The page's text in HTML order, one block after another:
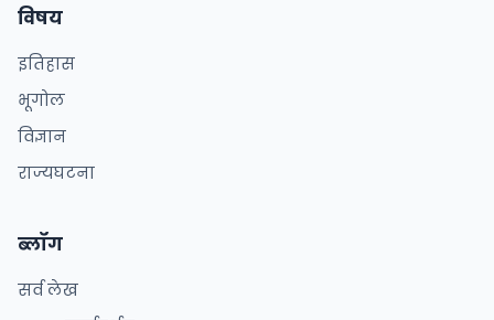
विषय
इतिहास
भूगोल
विज्ञान
राज्यघटना
ब्लॉग
सर्व लेख